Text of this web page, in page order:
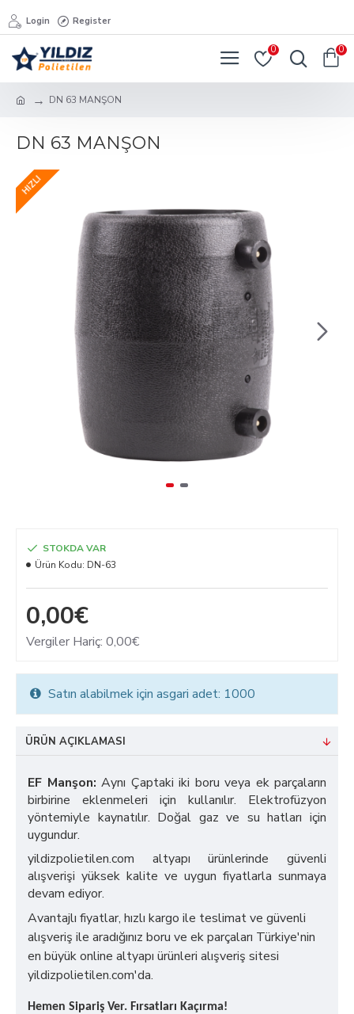
Login Register
0 0
DN 63 MANŞON
DN 63 MANŞON
HIZLI
0,00€
Vergiler Hariç: 0,00€
STOKDA VAR
Ürün Kodu: DN-63
Satın alabilmek için asgari adet: 1000
ÜRÜN AÇIKLAMASI
EF Manşon: Aynı Çaptaki iki boru veya ek parçaların
birbirine eklenmeleri için kullanılır. Elektrofüzyon
yöntemiyle kaynatılır. Doğal gaz ve su hatları için
uygundur.
yildizpolietilen.com altyapı ürünlerinde güvenli
alışverişi yüksek kalite ve uygun fiyatlarla sunmaya
devam ediyor.
Avantajlı fiyatlar, hızlı kargo ile teslimat ve güvenli
alışveriş ile aradığınız boru ve ek parçaları Türkiye'nin
en büyük online altyapı ürünleri alışveriş sitesi
yildizpolietilen.com'da.
Hemen Sipariş Ver. Fırsatları Kaçırma!